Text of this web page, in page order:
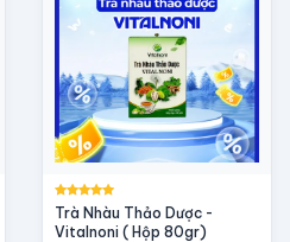
Trà Nhàu Thảo Dược -
Vitalnoni ( Hộp 80gr)